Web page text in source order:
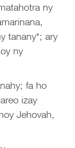
ny
tanany*; ary
ny
fa ho
izay
Jehovah,